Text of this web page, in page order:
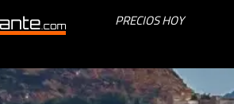
PRECIOS HOY